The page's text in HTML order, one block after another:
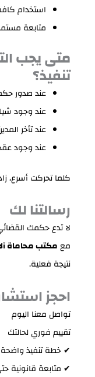
استخدام
متابعة
متى يجب
تنفيذ؟
عند صدور
عند وجود
عند تأخر
عند وجود
كلما تحركت أسرع،
رسالتنا لك
لا تدع حكمك
معمكتب محاماة
نتيجة فعلية.
احجز
تواصل معنا اليوم
تقييم فوري لحالتك
✔ خطة تنفيذ واضحة
✔ متابعة قانونية